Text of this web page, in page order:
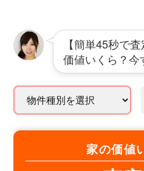
【簡単45秒で
価値いくら？今
家の価値